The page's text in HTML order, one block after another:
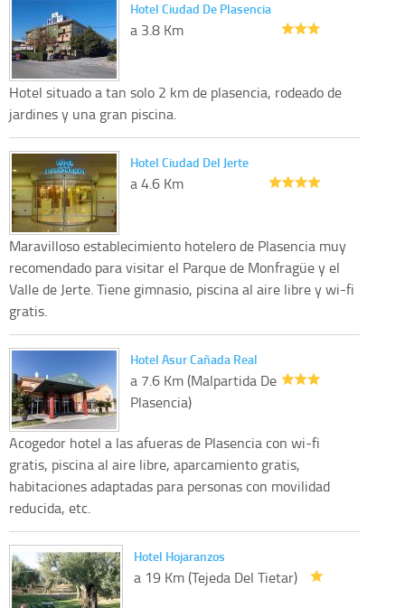
Hotel Ciudad De Plasencia
a 3.8 Km
Hotel situado a tan solo 2 km de plasencia, rodeado de
jardines y una gran piscina.
Hotel Ciudad Del Jerte
a 4.6 Km
Maravilloso establecimiento hotelero de Plasencia muy
recomendado para visitar el Parque de Monfragüe y el
Valle de Jerte. Tiene gimnasio, piscina al aire libre y wi-fi
gratis.
Hotel Asur Cañada Real
a 7.6 Km (Malpartida De
Plasencia)
Acogedor hotel a las afueras de Plasencia con wi-fi
gratis, piscina al aire libre, aparcamiento gratis,
habitaciones adaptadas para personas con movilidad
reducida, etc.
Hotel Hojaranzos
a 19 Km (Tejeda Del Tietar)